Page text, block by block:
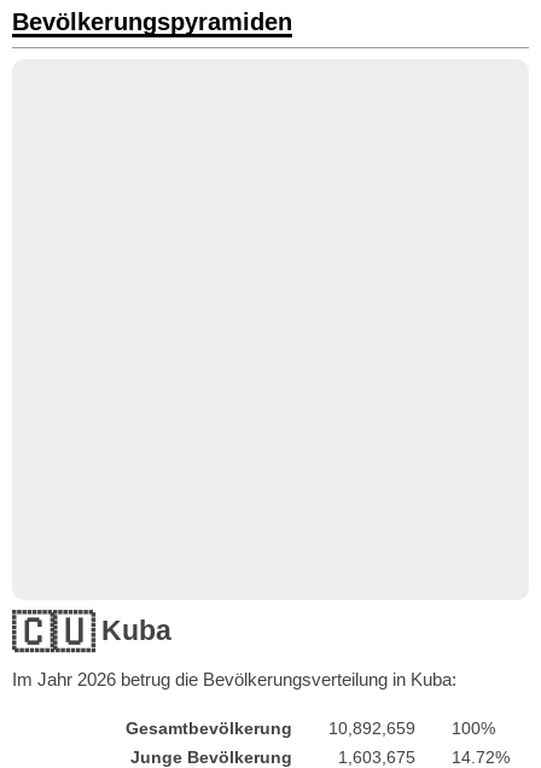
Bevölkerungspyramiden
🇨🇺Kuba
Im Jahr 2026 betrug die Bevölkerungsverteilung in Kuba:
Gesamtbevölkerung 10,892,659
100%
Junge Bevölkerung
1,603,675
14.72%